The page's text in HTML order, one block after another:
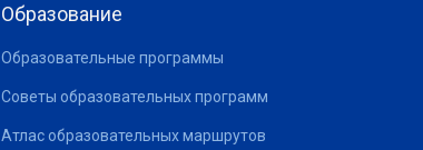
Образование
Образовательные программы
Советы образовательных программ
Атлас образовательных маршрутов